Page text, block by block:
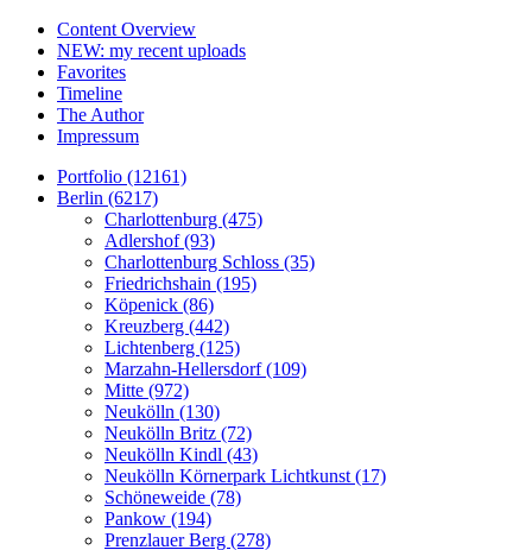
Content Overview
NEW: my recent uploads
Favorites
Timeline
The Author
Impressum
Portfolio (12161)
Berlin (6217)
Charlottenburg (475)
Adlershof (93)
Charlottenburg Schloss (35)
Friedrichshain (195)
Köpenick (86)
Kreuzberg (442)
Lichtenberg (125)
Marzahn-Hellersdorf (109)
Mitte (972)
Neukölln (130)
Neukölln Britz (72)
Neukölln Kindl (43)
Neukölln Körnerpark Lichtkunst (17)
Schöneweide (78)
Pankow (194)
Prenzlauer Berg (278)